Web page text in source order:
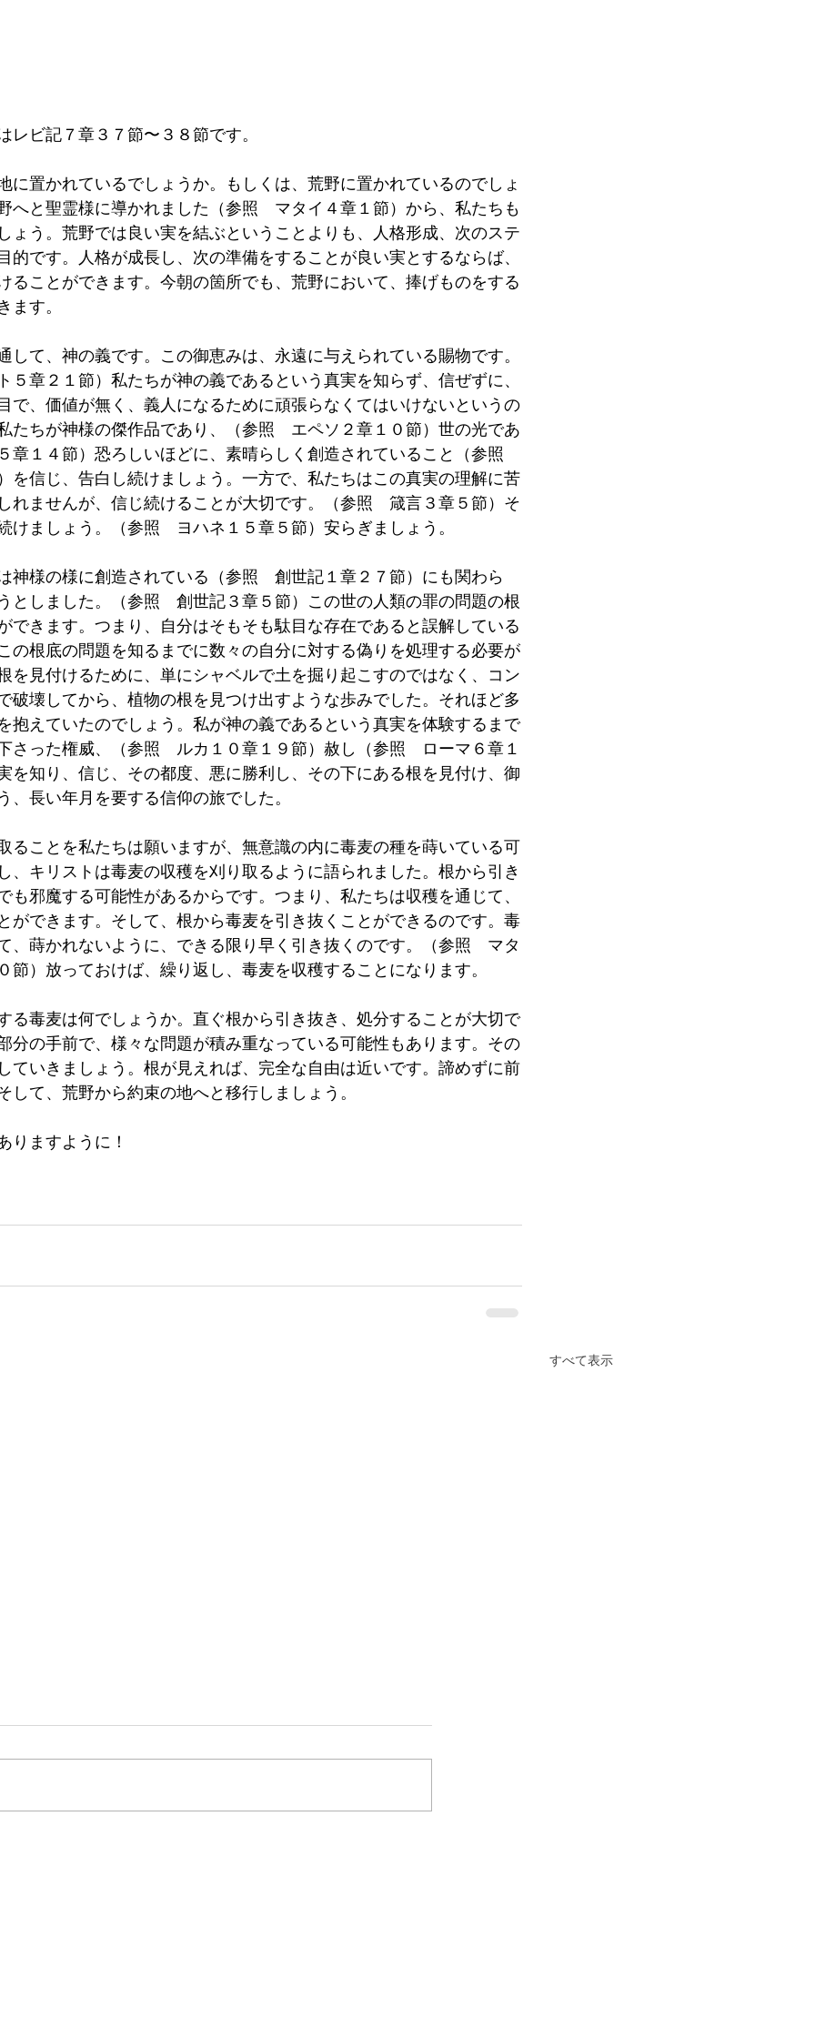
レビ記７章３７節〜３８節です。
に置かれているでしょうか。もしくは、荒野に置かれているのでしょ
へと聖霊様に導かれました（参照　マタイ４章１節）から、私たちも
ょう。荒野では良い実を結ぶということよりも、人格形成、次のステ
的です。人格が成長し、次の準備をすることが良い実とするならば、
ることができます。今朝の箇所でも、荒野において、捧げものをする
す。
して、神の義です。この御恵みは、永遠に与えられている賜物です。
５章２１節）私たちが神の義であるという真実を知らず、信ぜずに、
で、価値が無く、義人になるために頑張らなくてはいけないというの
たちが神様の傑作品であり、（参照　エペソ２章１０節）世の光であ
章１４節）恐ろしいほどに、素晴らしく創造されていること（参照
を信じ、告白し続けましょう。一方で、私たちはこの真実の理解に苦
れませんが、信じ続けることが大切です。（参照　箴言３章５節）そ
けましょう。（参照　ヨハネ１５章５節）安らぎましょう。
神様の様に創造されている（参照　創世記１章２７節）にも関わら
としました。（参照　創世記３章５節）この世の人類の罪の問題の根
できます。つまり、自分はそもそも駄目な存在であると誤解している
の根底の問題を知るまでに数々の自分に対する偽りを処理する必要が
を見付けるために、単にシャベルで土を掘り起こすのではなく、コン
破壊してから、植物の根を見つけ出すような歩みでした。それほど多
抱えていたのでしょう。私が神の義であるという真実を体験するまで
さった権威、（参照　ルカ１０章１９節）赦し（参照　ローマ６章１
を知り、信じ、その都度、悪に勝利し、その下にある根を見付け、御
、長い年月を要する信仰の旅でした。
ることを私たちは願いますが、無意識の内に毒麦の種を蒔いている可
、キリストは毒麦の収穫を刈り取るように語られました。根から引き
も邪魔する可能性があるからです。つまり、私たちは収穫を通じて、
ができます。そして、根から毒麦を引き抜くことができるのです。毒
、蒔かれないように、できる限り早く引き抜くのです。（参照　マタ
節）放っておけば、繰り返し、毒麦を収穫することになります。
る毒麦は何でしょうか。直ぐ根から引き抜き、処分することが大切で
分の手前で、様々な問題が積み重なっている可能性もあります。その
ていきましょう。根が見えれば、完全な自由は近いです。諦めずに前
して、荒野から約束の地へと移行しましょう。
りますように！
すべて表示